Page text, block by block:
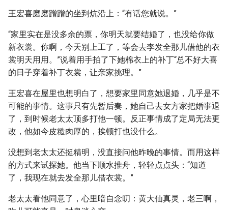
王宏喜磨磨蹭蹭的坐到炕沿上：“有话您就说。”
“家里实在是没多余的票，你明天就要结婚了，也没给你做
新衣裳。你啊，今天别上工了，等会去李发全那儿借他的衣
裳明天用用。”说着用手拍了下她棉衣上的补丁“总不好大喜
的日子穿着补丁衣裳，让亲家挑理。”
王宏喜在屋里也想明白了，想要家里同意她退婚，几乎是不
可能的事情。这事只有先暂后奏，她自己去女方家把婚事退
了，到时候老太太顶多打他一顿。反正事情成了定局无法更
改，他如今皮糙肉厚的，挨顿打也没什么。
没想到老太太还挺精明，没直接问他昨晚的事情。而用这样
的方式来试探她。他当下顺水推舟，轻轻点点头：“知道
了，我现在就去发全那儿借衣裳。”
老太太看他同意了，心里暗自念叨：黄大仙真灵，老三啊，